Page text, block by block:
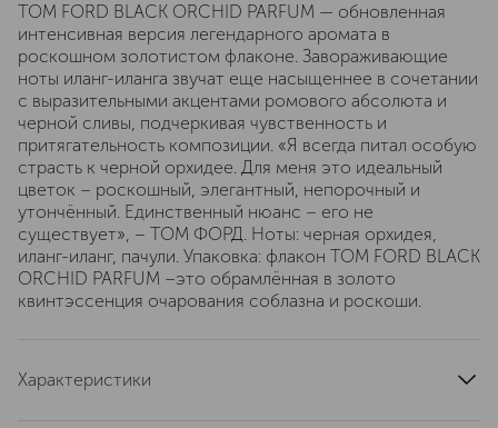
TOM FORD BLACK ORCHID PARFUM — обновленная
интенсивная версия легендарного аромата в
роскошном золотистом флаконе. Завораживающие
ноты иланг-иланга звучат еще насыщеннее в сочетании
с выразительными акцентами ромового абсолюта и
черной сливы, подчеркивая чувственность и
притягательность композиции. «Я всегда питал особую
страсть к черной орхидее. Для меня это идеальный
цветок – роскошный, элегантный, непорочный и
утончённый. Единственный нюанс – его не
существует», – ТОМ ФОРД. Ноты: черная орхидея,
иланг-иланг, пачули. Упаковка: флакон TOM FORD BLACK
ORCHID PARFUM –это обрамлённая в золото
квинтэссенция очарования соблазна и роскоши.
Характеристики